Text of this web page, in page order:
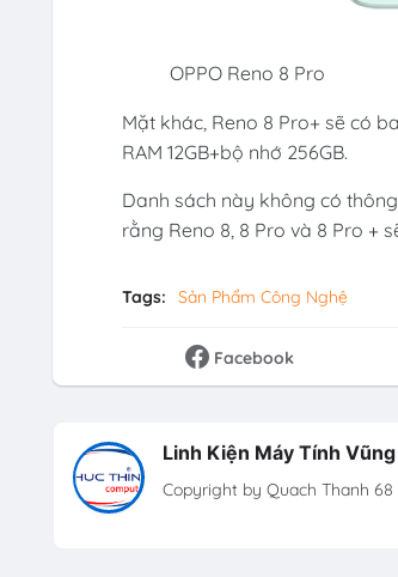
OPPO Reno 8 Pro
Mặt khác, Reno 8 Pro+ sẽ có
RAM 12GB+bộ nhớ 256GB.
Danh sách này không có
rằng Reno 8, 8 Pro và 8 Pro +
Tags: Sản Phẩm Công Nghệ
Facebook
Linh Kiện Máy Tính Vũng
Copyright by Quach Thanh 68